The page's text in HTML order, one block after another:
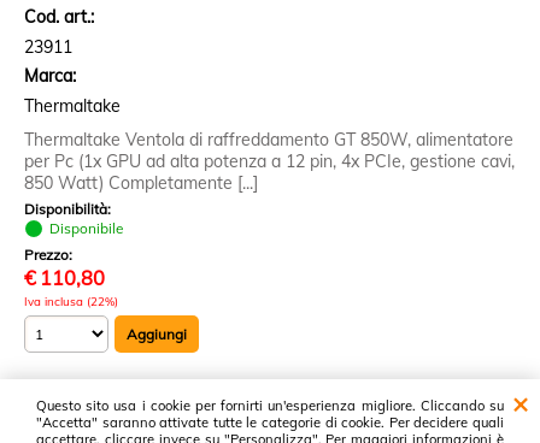
Questo sito usa i cookie per fornirti un'esperienza migliore. Cliccando su
"Accetta" saranno attivate tutte le categorie di cookie. Per decidere quali
accettare, cliccare invece su "Personalizza". Per maggiori informazioni è
Cod. art.:
23911
Marca:
Thermaltake
Thermaltake Ventola di raffreddamento GT 850W, alimentatore
per Pc (1x GPU ad alta potenza a 12 pin, 4x PCIe, gestione cavi,
850 Watt) Completamente [...]
Disponibilità:
Disponibile
Prezzo:
€ 110,80
Iva inclusa (22%)
2 risultati trovati (20 per pagina - 1 in totale)